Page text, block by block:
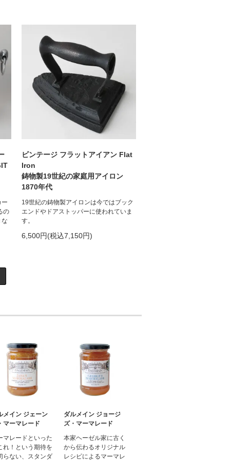
の
ビンテージ フラットアイアン Flat
Iron
鋳物製19世紀の家庭用アイロン
1870年代
19世紀の鋳物製アイロンは今ではブック
エンドやドアストッパーに使われていま
す。
6,500円(税込7,150円)
メイン ジェーン
マーマレード
マレードといった
れ！という期待を
らない、スタンダ
ダルメイン ジョージ
ズ・マーマレード
本家ヘーゼル家に古く
から伝わるオリジナル
レシピによるマーマレ